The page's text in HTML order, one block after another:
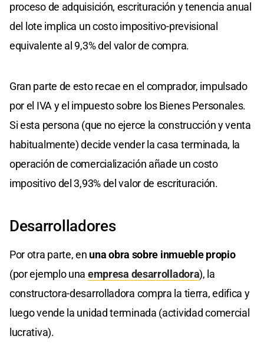
proceso de adquisición, escrituración y tenencia anual
del lote implica un costo impositivo-previsional
equivalente al 9,3% del valor de compra.
Gran parte de esto recae en el comprador, impulsado
por el IVA y el impuesto sobre los Bienes Personales.
Si esta persona (que no ejerce la construcción y venta
habitualmente) decide vender la casa terminada, la
operación de comercialización añade un costo
impositivo del 3,93% del valor de escrituración.
Desarrolladores
Por otra parte, en una obra sobre inmueble propio
(por ejemplo una empresa desarrolladora), la
constructora-desarrolladora compra la tierra, edifica y
luego vende la unidad terminada (actividad comercial
lucrativa).